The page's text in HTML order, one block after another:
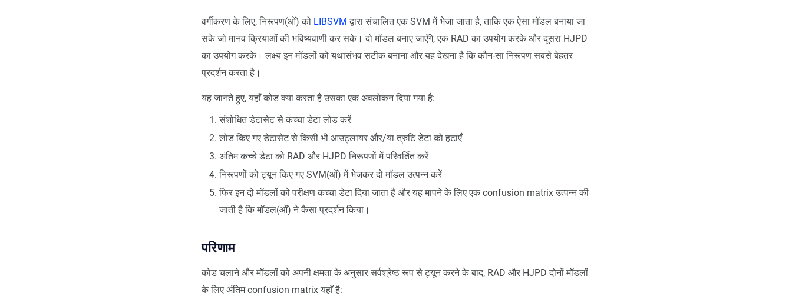
वर्गीकरण के लिए, निरूपण(ओं) को LIBSVM द्वारा संचालित एक SVM में भेजा जाता है, ताकि एक ऐसा मॉडल बनाया जा
सके जो मानव क्रियाओं की भविष्यवाणी कर सके। दो मॉडल बनाए जाएँगे, एक RAD का उपयोग करके और दूसरा HJPD
का उपयोग करके। लक्ष्य इन मॉडलों को यथासंभव सटीक बनाना और यह देखना है कि कौन-सा निरूपण सबसे बेहतर
प्रदर्शन करता है।
यह जानते हुए, यहाँ कोड क्या करता है उसका एक अवलोकन दिया गया है:
संशोधित डेटासेट से कच्चा डेटा लोड करें
लोड किए गए डेटासेट से किसी भी आउट्लायर और/या त्रुटि डेटा को हटाएँ
अंतिम कच्चे डेटा को RAD और HJPD निरूपणों में परिवर्तित करें
निरूपणों को ट्यून किए गए SVM(ओं) में भेजकर दो मॉडल उत्पन्न करें
फिर इन दो मॉडलों को परीक्षण कच्चा डेटा दिया जाता है और यह मापने के लिए एक confusion matrix उत्पन्न की
जाती है कि मॉडल(ओं) ने कैसा प्रदर्शन किया।
परिणाम
कोड चलाने और मॉडलों को अपनी क्षमता के अनुसार सर्वश्रेष्ठ रूप से ट्यून करने के बाद, RAD और HJPD दोनों मॉडलों
के लिए अंतिम confusion matrix यहाँ है: